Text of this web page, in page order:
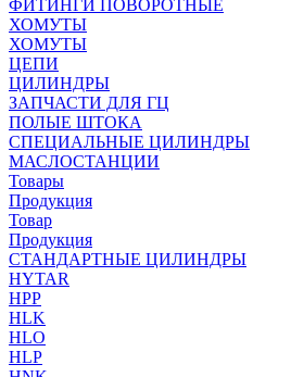
ФИТИНГИ ПОВОРОТНЫЕ
ХОМУТЫ
ХОМУТЫ
ЦЕПИ
ЦИЛИНДРЫ
ЗАПЧАСТИ ДЛЯ ГЦ
ПОЛЫЕ ШТОКА
СПЕЦИАЛЬНЫЕ ЦИЛИНДРЫ
МАСЛОСТАНЦИИ
Товары
Продукция
Товар
Продукция
СТАНДАРТНЫЕ ЦИЛИНДРЫ
HYTAR
HPP
HLK
HLO
HLP